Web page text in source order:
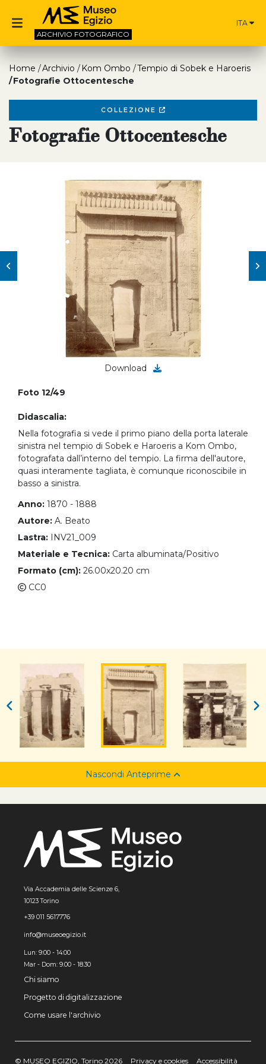
ARCHIVIO FOTOGRAFICO
ITA
Home Archivio Kom Ombo
Tempio di Sobek e Haroeris
Fotografie Ottocentesche
COLLEZIONE
Fotografie Ottocentesche
Download
Foto 12/49
Didascalia:
Nella fotografia si vede il primo piano della porta laterale
sinistra nel tempio di Sobek e Haroeris a Kom Ombo,
fotografata dall’interno del tempio. La firma dell'autore,
quasi interamente tagliata, è comunque riconoscibile in
basso a sinistra.
Anno: 1870 - 1888
Autore: A. Beato
Lastra: INV21_009
Materiale e Tecnica: Carta albuminata/Positivo
Formato (cm): 26.00x20.20 cm
CC0
Nascondi Anteprime
Via Accademia delle Scienze 6,
10123 Torino
+39 011 5617776
info@museoegizio.it
Lun: 9:00 - 14:00
Mar - Dom: 9.00 - 18.30
Chi siamo
Progetto di digitalizzazione
Come usare l'archivio
© MUSEO EGIZIO, Torino 2026 Privacy e cookies Accessibilità